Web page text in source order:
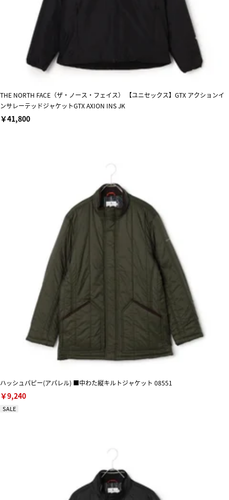
THE NORTH FACE（ザ・ノース・フェイス） 【ユニセックス】GTX アクションイ
ンサレーテッドジャケットGTX AXION INS JK
￥41,800
ハッシュパピー(アパレル) ■中わた縦キルトジャケット 08551
￥9,240
SALE